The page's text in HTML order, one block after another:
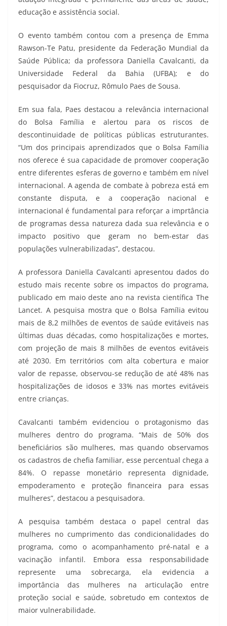
educação e assistência social.
O evento também contou com a presença de Emma
Rawson-Te Patu, presidente da Federação Mundial da
Saúde Pública; da professora Daniella Cavalcanti, da
Universidade Federal da Bahia (UFBA); e do
pesquisador da Fiocruz, Rômulo Paes de Sousa.
Em sua fala, Paes destacou a relevância internacional
do Bolsa Família e alertou para os riscos de
descontinuidade de políticas públicas estruturantes.
“Um dos principais aprendizados que o Bolsa Família
nos oferece é sua capacidade de promover cooperação
entre diferentes esferas de governo e também em nível
internacional. A agenda de combate à pobreza está em
constante disputa, e a cooperação nacional e
internacional é fundamental para reforçar a imprtância
de programas dessa natureza dada sua relevância e o
impacto positivo que geram no bem-estar das
populações vulnerabilizadas”, destacou.
A professora Daniella Cavalcanti apresentou dados do
estudo mais recente sobre os impactos do programa,
publicado em maio deste ano na revista científica The
Lancet. A pesquisa mostra que o Bolsa Família evitou
mais de 8,2 milhões de eventos de saúde evitáveis nas
últimas duas décadas, como hospitalizações e mortes,
com projeção de mais 8 milhões de eventos evitáveis
até 2030. Em territórios com alta cobertura e maior
valor de repasse, observou-se redução de até 48% nas
hospitalizações de idosos e 33% nas mortes evitáveis
entre crianças.
Cavalcanti também evidenciou o protagonismo das
mulheres dentro do programa. “Mais de 50% dos
beneficiários são mulheres, mas quando observamos
os cadastros de chefia familiar, esse percentual chega a
84%. O repasse monetário representa dignidade,
empoderamento e proteção financeira para essas
mulheres”, destacou a pesquisadora.
A pesquisa também destaca o papel central das
mulheres no cumprimento das condicionalidades do
programa, como o acompanhamento pré-natal e a
vacinação infantil. Embora essa responsabilidade
represente uma sobrecarga, ela evidencia a
importância das mulheres na articulação entre
proteção social e saúde, sobretudo em contextos de
maior vulnerabilidade.